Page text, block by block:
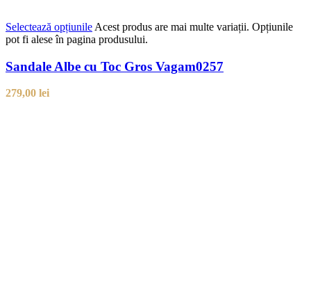
Selectează opțiunile Acest produs are mai multe variații. Opțiunile
pot fi alese în pagina produsului.
Sandale Albe cu Toc Gros Vagam0257
279,00 lei